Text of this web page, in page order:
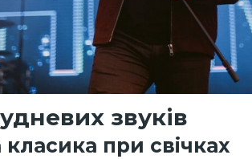
звуків
класика при свічках